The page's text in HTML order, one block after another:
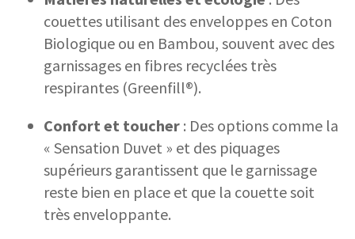
couettes utilisant des enveloppes en Coton
Biologique ou en Bambou, souvent avec des
garnissages en fibres recyclées très
respirantes (Greenfill®).
Confort et toucher : Des options comme la
« Sensation Duvet » et des piquages
supérieurs garantissent que le garnissage
reste bien en place et que la couette soit
très enveloppante.